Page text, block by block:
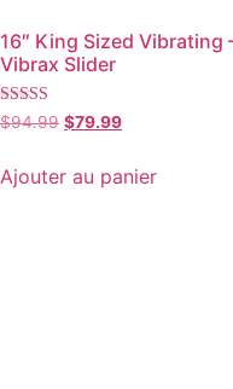
16″ King Sized Vibrating
Vibrax Slider
Note
5.00
$94.99 $79.99
Ajouter au panier